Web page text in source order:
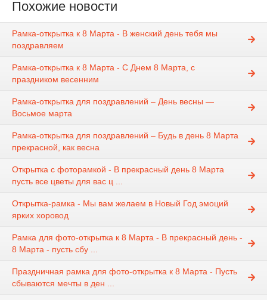
Похожие новости
Рамка-открытка к 8 Марта - В женский день тебя мы
поздравляем
Рамка-открытка к 8 Марта - С Днем 8 Марта, с
праздником весенним
Рамка-открытка для поздравлений – День весны —
Восьмое марта
Рамка-открытка для поздравлений – Будь в день 8 Марта
прекрасной, как весна
Открытка с фоторамкой - В прекрасный день 8 Марта
пусть все цветы для вас ц ...
Открытка-рамка - Мы вам желаем в Новый Год эмоций
ярких хоровод
Рамка для фото-открытка к 8 Марта - В прекрасный день -
8 Марта - пусть сбу ...
Праздничная рамка для фото-открытка к 8 Марта - Пусть
сбываются мечты в ден ...